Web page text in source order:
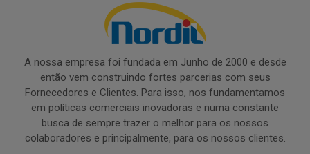
A nossa empresa foi fundada em Junho de 2000 e desde
então vem construindo fortes parcerias com seus
Fornecedores e Clientes. Para isso, nos fundamentamos
em políticas comerciais inovadoras e numa constante
busca de sempre trazer o melhor para os nossos
colaboradores e principalmente, para os nossos clientes.